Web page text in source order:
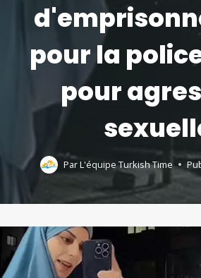
pour la
pour
ParL'équipe Turkish Time